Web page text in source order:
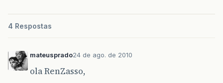
4 Respostas
mateusprado24 de ago. de 2010
ola RenZasso,